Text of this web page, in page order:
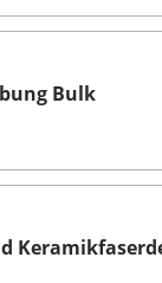
Bulk